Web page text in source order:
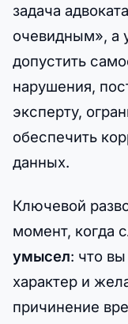
задача
очевидным», а
допустить
нарушения,
эксперту,
обеспечить
данных.
Ключевой
момент, когда
умысел: что
характер и
причинение